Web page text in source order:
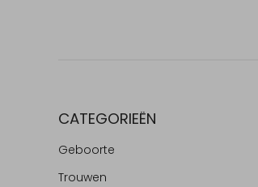
CATEGORIEËN
Geboorte
Trouwen